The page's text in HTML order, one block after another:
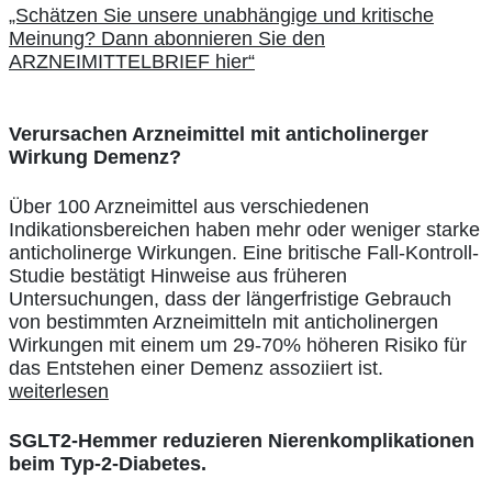
„Schätzen Sie unsere unabhängige und kritische
Meinung? Dann abonnieren Sie den
ARZNEIMITTELBRIEF hier“
Verursachen Arzneimittel mit anticholinerger
Wirkung Demenz?
Über 100 Arzneimittel aus verschiedenen
Indikationsbereichen haben mehr oder weniger starke
anticholinerge Wirkungen. Eine britische Fall-Kontroll-
Studie bestätigt Hinweise aus früheren
Untersuchungen, dass der längerfristige Gebrauch
von bestimmten Arzneimitteln mit anticholinergen
Wirkungen mit einem um 29-70% höheren Risiko für
das Entstehen einer Demenz assoziiert ist.
weiterlesen
SGLT2-Hemmer reduzieren Nierenkomplikationen
beim Typ-2-Diabetes.